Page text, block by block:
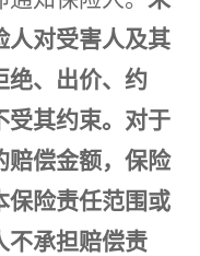
人对受害人及其
绝、出价、约
受其约束。对于
赔偿金额，保险
保险责任范围或
不承担赔偿责